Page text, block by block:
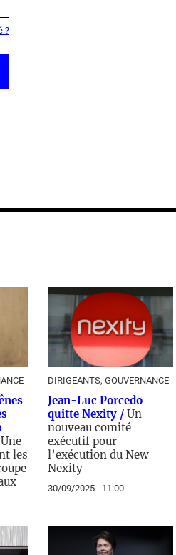
?
Une
les
DIRIGEANTS, GOUVERNANCE
Jean-Luc Porcedo
quitte Nexity / Un
nouveau comité
exécutif pour
l’exécution du New
Nexity
30/09/2025 - 11:00